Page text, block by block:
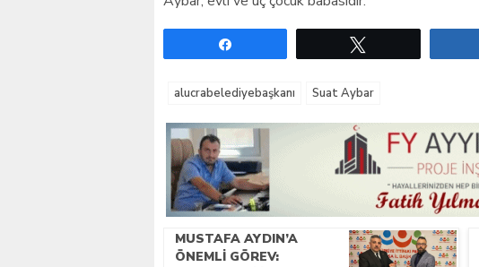
alucrabelediyebaşkanı Suat Aybar
MUSTAFA AYDIN’A
ÖNEMLI GÖREV: